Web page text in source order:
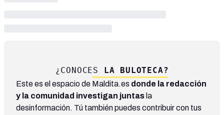
¿CONOCES LA BULOTECA?
Este es el espacio de Maldita.es donde la redacción
y la comunidad investigan juntas la
desinformación. Tú también puedes contribuir con tus